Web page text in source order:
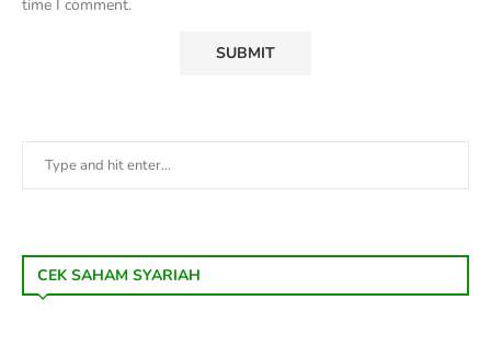
time I comment.
CEK SAHAM SYARIAH